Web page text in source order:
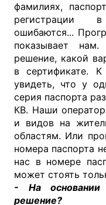
фамилиях,
регистрации
ошибаются...
показывает
решение, какой
в сертификате.
увидеть, что у
серия паспорта
КВ. Наши
и видов на
областям. Или
номера паспорта
нас в номере
может стоять
- На основании
решение?